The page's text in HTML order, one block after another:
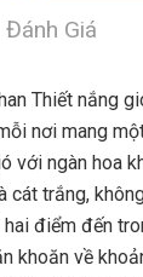
Đánh Giá
Thiết nắng
nơi mang
với ngàn hoa
cát trắng,
điểm đến
khoăn về